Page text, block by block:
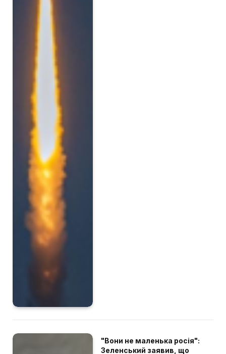
"Вони не маленька росія":
Зеленський заявив, що